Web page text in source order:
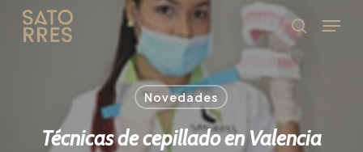
Skip
Menu
Novedades
Técnicas de cepillado en Valencia